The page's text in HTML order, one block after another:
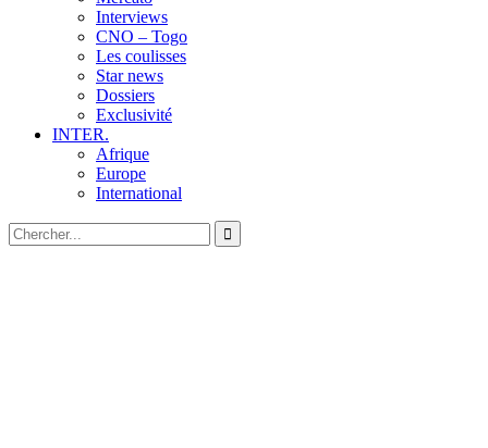
Interviews
CNO – Togo
Les coulisses
Star news
Dossiers
Exclusivité
INTER.
Afrique
Europe
International